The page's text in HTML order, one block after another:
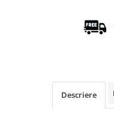
Descriere